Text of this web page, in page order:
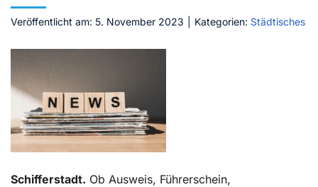
Kontakt
Veröffentlicht am: 5. November 2023 Kategorien: Städtisches
Schifferstadt. Ob Ausweis, Führerschein,